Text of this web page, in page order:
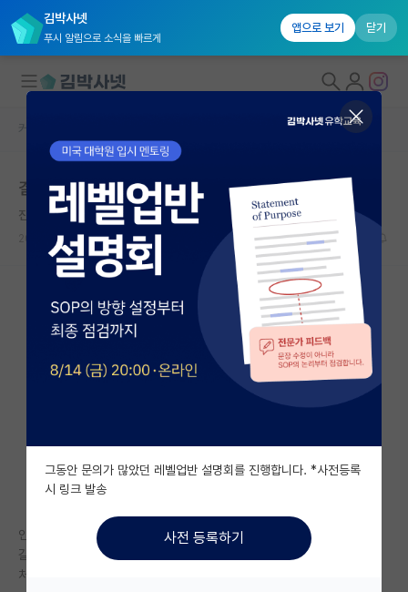
김박사넷
푸시 알림으로 소식을 빠르게
앱으로 보기 닫기
대학원생 모집
국내대학원 정보
연구실&오픈랩
커뮤니티
커뮤니티 홈
전체글보기
베스트 게시판
자유 게시판(아무개랩)
미국 유학 게시판
미국 대학원 합격 후기 게시판
대학원생 모집 게시판
커뮤니티 홈
결국 자퇴 결심했습니다.
진지한 백석
2024.05.21 6 10955
인턴할때부터 여긴 좀 아니다 싶었지만
갈 곳도 없고 빨리 졸업하고 싶어서 열심히 해서 졸업하자 마음 먹었는데…
처음부터 쎄한 곳은 빨리 탈주하는게 답이에요ㅜㅜ
그동안 문의가 많았던 레벨업반 설명회를 진행합니다. *사전등록
시 링크 발송
사전 등록하기